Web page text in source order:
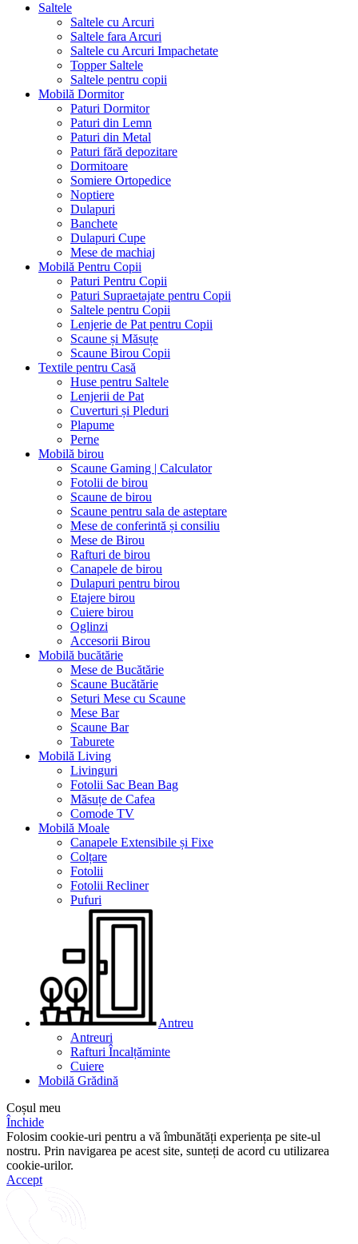
Saltele
Saltele cu Arcuri
Saltele fara Arcuri
Saltele cu Arcuri Impachetate
Topper Saltele
Saltele pentru copii
Mobilă Dormitor
Paturi Dormitor
Paturi din Lemn
Paturi din Metal
Paturi fără depozitare
Dormitoare
Somiere Ortopedice
Noptiere
Dulapuri
Banchete
Dulapuri Cupe
Mese de machiaj
Mobilă Pentru Copii
Paturi Pentru Copii
Paturi Supraetajate pentru Copii
Saltele pentru Copii
Lenjerie de Pat pentru Copii
Scaune și Măsuțe
Scaune Birou Copii
Textile pentru Casă
Huse pentru Saltele
Lenjerii de Pat
Cuverturi și Pleduri
Plapume
Perne
Mobilă birou
Scaune Gaming | Calculator
Fotolii de birou
Scaune de birou
Scaune pentru sala de asteptare
Mese de conferintă și consiliu
Mese de Birou
Rafturi de birou
Canapele de birou
Dulapuri pentru birou
Etajere birou
Cuiere birou
Oglinzi
Accesorii Birou
Mobilă bucătărie
Mese de Bucătărie
Scaune Bucătărie
Seturi Mese cu Scaune
Mese Bar
Scaune Bar
Taburete
Mobilă Living
Livinguri
Fotolii Sac Bean Bag
Măsuțe de Cafea
Comode TV
Mobilă Moale
Canapele Extensibile și Fixe
Colțare
Fotolii
Fotolii Recliner
Pufuri
Antreu
Antreuri
Rafturi Încalțăminte
Cuiere
Mobilă Grădină
Coșul meu
Închide
Folosim cookie-uri pentru a vă îmbunătăți experiența pe site-ul
nostru. Prin navigarea pe acest site, sunteți de acord cu utilizarea
cookie-urilor.
Accept